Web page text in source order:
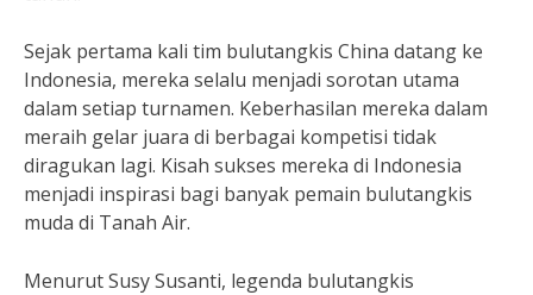
Sejak pertama kali tim bulutangkis China datang ke
Indonesia, mereka selalu menjadi sorotan utama
dalam setiap turnamen. Keberhasilan mereka dalam
meraih gelar juara di berbagai kompetisi tidak
diragukan lagi. Kisah sukses mereka di Indonesia
menjadi inspirasi bagi banyak pemain bulutangkis
muda di Tanah Air.
Menurut Susy Susanti, legenda bulutangkis